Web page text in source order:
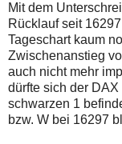
zu
einem
späteren
Zeitpunkt
noch
einmal.
Sollte
das
Problem
weiterbestehen
Mit dem
Rücklauf seit
Tageschart kaum
Zwischenanstieg
auch nicht mehr
dürfte sich der
schwarzen 1
bzw. W bei 16297